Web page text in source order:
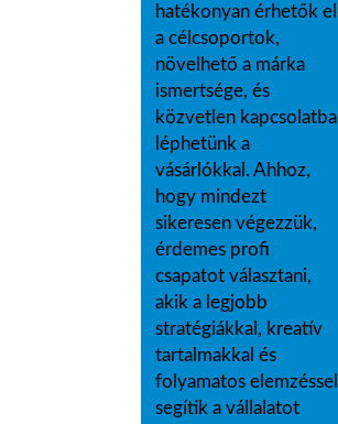
hatékonyan érhetők el
a célcsoportok,
növelhető a márka
ismertsége, és
közvetlen kapcsolatba
léphetünk a
vásárlókkal. Ahhoz,
hogy mindezt
sikeresen végezzük,
érdemes profi
csapatot választani,
akik a legjobb
stratégiákkal, kreatív
tartalmakkal és
folyamatos elemzéssel
segítik a vállalatot